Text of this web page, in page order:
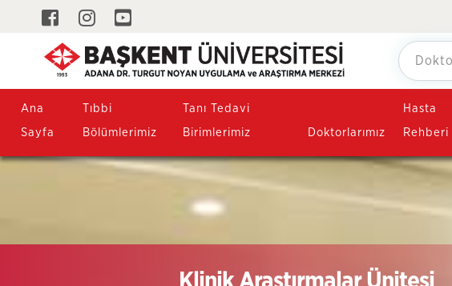
Ana
Sayfa
Tıbbi
Bölümlerimiz
Tanı Tedavi
Birimlerimiz
Doktorlarımız
Hasta
Rehberi
Klinik Araştırmalar Ünitesi